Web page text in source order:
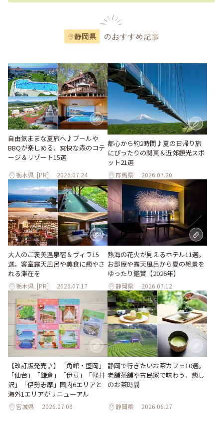
静岡県 のおすすめ記事
自由気ままな夏旅へ♪プールや
BBQが楽しめる、爽快な森のコテ
ージ＆リゾート15選
栃木県 [PR] 2026.07.24
都心から約2時間♪夏の日帰り旅
にぴったりの関東＆近郊観光スポ
ット21選
群馬県 2026.07.20
大人のご褒美温泉宿＆ヴィラ15
選。客室露天風呂や美食に癒やさ
れる滞在を
栃木県 [PR] 2026.07.17
熱海の花火が見えるホテル11選。
お部屋や露天風呂から夏の絶景を
ゆったり鑑賞【2026年】
静岡県 2026.07.12
【改訂版発売♪】「角館・盛岡」
「仙台」「鎌倉」「伊豆」「軽井
沢」「伊勢志摩」国内6エリアと
海外1エリアがリニューアル
宮城県 2026.07.09
静岡で行きたいお茶カフェ10選。
老舗茶舗や古民家で味わう、癒し
のお茶時間
静岡県 2026.06.27